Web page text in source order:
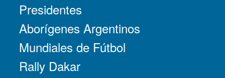
Presidentes
Aborígenes Argentinos
Mundiales de Fútbol
Rally Dakar